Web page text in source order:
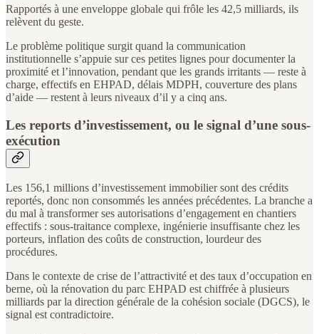
Rapportés à une enveloppe globale qui frôle les 42,5 milliards, ils
relèvent du geste.
Le problème politique surgit quand la communication
institutionnelle s’appuie sur ces petites lignes pour documenter la
proximité et l’innovation, pendant que les grands irritants — reste à
charge, effectifs en EHPAD, délais MDPH, couverture des plans
d’aide — restent à leurs niveaux d’il y a cinq ans.
Les reports d’investissement, ou le signal d’une sous-
exécution
Les 156,1 millions d’investissement immobilier sont des crédits
reportés, donc non consommés les années précédentes. La branche a
du mal à transformer ses autorisations d’engagement en chantiers
effectifs : sous-traitance complexe, ingénierie insuffisante chez les
porteurs, inflation des coûts de construction, lourdeur des
procédures.
Dans le contexte de crise de l’attractivité et des taux d’occupation en
berne, où la rénovation du parc EHPAD est chiffrée à plusieurs
milliards par la direction générale de la cohésion sociale (DGCS), le
signal est contradictoire.